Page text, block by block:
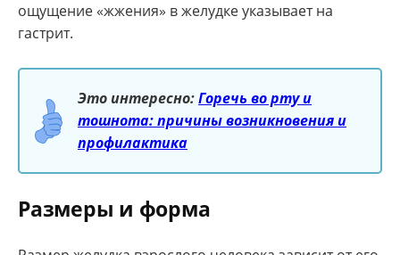
ощущение «жжения» в желудке указывает на
гастрит.
Это интересно:Горечь во рту и
тошнота: причины возникновения и
профилактика
Размеры и форма